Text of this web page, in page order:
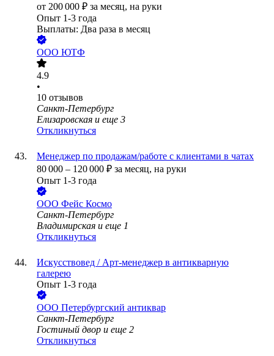
от 200 000 ₽ за месяц, на руки
Опыт 1-3 года
Выплаты: Два раза в месяц
ООО ЮТФ
4.9
•
10 отзывов
Санкт-Петербург
Елизаровская и еще 3
Откликнуться
Менеджер по продажам/работе с клиентами в чатах
80 000 – 120 000 ₽ за месяц, на руки
Опыт 1-3 года
ООО Фейс Космо
Санкт-Петербург
Владимирская и еще 1
Откликнуться
Искусствовед / Арт-менеджер в антикварную
галерею
Опыт 1-3 года
ООО Петербургский антиквар
Санкт-Петербург
Гостиный двор и еще 2
Откликнуться